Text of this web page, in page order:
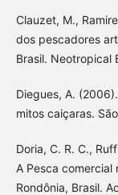
Clauzet, M.,
dos pescadores
Brasil. Neotropical
Diegues, A.
mitos caiçaras.
Doria, C. R. C.,
A Pesca
Rondônia, Brasil.